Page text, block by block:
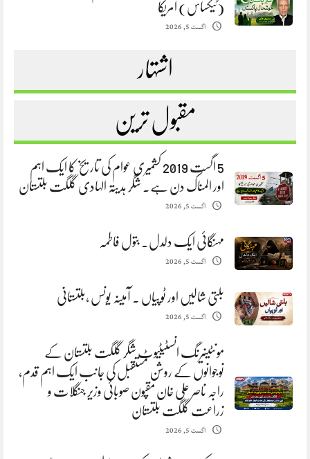
(ٹیکساس) امریکا
اگست 5, 2026
اشتہار
مقبول ترین
5 اگست 2019 کشمیری عوام کی تاریخ کا ایک اہم
اور المناک دن ہے. شگر ہدیتہ الہادی گلگت بلتستان
اگست 5, 2026
مہنگائی ایک دلدل. بتول فاطمہ
اگست 5, 2026
بلتی شالیں اور ٹوپیاں . آمینہ یونس ،بلتستانی
اگست 5, 2026
مونٹینیرنگ انسٹیٹیوٹ شگر گلگت بلتستان کے
نوجوانوں کے روشن مستقبل کی جانب ایک اہم قدم،
راجہ ناصر علی خان مقپون صوبائی وزیر جنگلات و
زراعت گلگت بلتستان
اگست 5, 2026